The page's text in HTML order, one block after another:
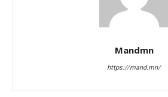
Mandmn
https://mand.mn/